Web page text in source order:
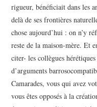
rigueur, bénéficiait dans les
delà de ses frontières
chose aujourd’hui : on n’y
reste de la maison-mère. Et
citer- les collègues
d’arguments
Camarades, vous qui avez
vous êtes opposés à la